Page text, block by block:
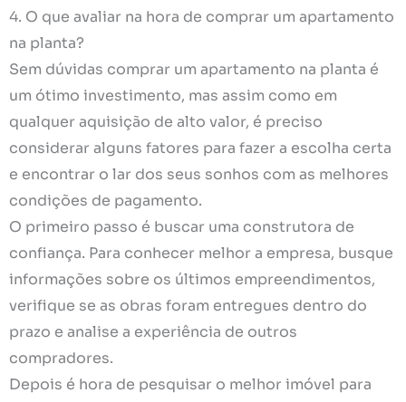
4. O que avaliar na hora de comprar um apartamento
na planta?
Sem dúvidas comprar um apartamento na planta é
um ótimo investimento, mas assim como em
qualquer aquisição de alto valor, é preciso
considerar alguns fatores para fazer a escolha certa
e encontrar o lar dos seus sonhos com as melhores
condições de pagamento.
O primeiro passo é buscar uma construtora de
confiança. Para conhecer melhor a empresa, busque
informações sobre os últimos empreendimentos,
verifique se as obras foram entregues dentro do
prazo e analise a experiência de outros
compradores.
Depois é hora de pesquisar o melhor imóvel para